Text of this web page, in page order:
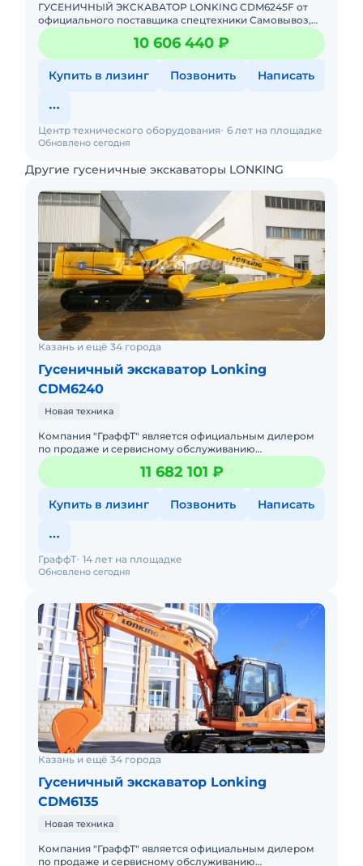
ГУСЕНИЧНЫЙ ЭКСКАВАТОР LONKING CDM6245F от
официального поставщика спецтехники Самовывоз,
доставка в любой регион РФ Гарантия, сервис и
10 606 440 ₽
Купить в лизинг Позвонить Написать
Обновлено сегодня
Центр технического оборудования 6 лет на площадке
Другие гусеничные экскаваторы LONKING
Казань и ещё 34 города
Гусеничный экскаватор Lonking
CDM6240
Новая техника
Компания "ГраффТ" является официальным дилером
по продаже и сервисному обслуживанию
экскаваторов Lonking.Предлагаем вам Гусеничный
экскаватор Lonking CDM6240и д
11 682 101 ₽
Купить в лизинг Позвонить Написать
Обновлено сегодня
ГраффТ 14 лет на площадке
Казань и ещё 34 города
Гусеничный экскаватор Lonking
CDM6135
Новая техника
Компания "ГраффТ" является официальным дилером
по продаже и сервисному обслуживанию